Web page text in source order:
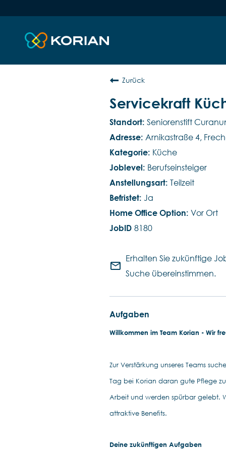
Zurück
Servicekraft
Seniorenstift
Arnikastraße 4,
Küche
Berufseinsteiger
Teilzeit
Ja
Vor Ort
8180
mail_outline
Erhalten Sie zukünftige
Suche übereinstimmen.
Aufgaben
Willkommen im Team Korian - Wir
Zur Verstärkung unseres Teams
Tag bei Korian daran gute Pflege
Arbeit und werden spürbar gelebt.
attraktive Benefits.
Deine zukünftigen Aufgaben